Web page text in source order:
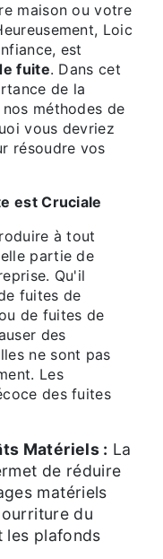
maison ou votre
Loic
est
fuite. Dans cet
de la
méthodes de
vous devriez
résoudre vos
est Cruciale
à tout
partie de
Qu'il
fuites de
de fuites de
des
ne sont pas
Les
des fuites
Matériels : La
de réduire
matériels
du
les plafonds